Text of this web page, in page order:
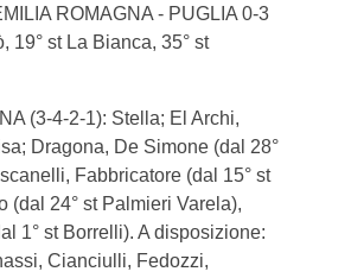
ROMAGNA - PUGLIA 0-3
19° st La Bianca, 35° st
(3-4-2-1): Stella; El Archi,
Dragona, De Simone (dal 28°
Fabbricatore (dal 15° st
(dal 24° st Palmieri Varela),
1° st Borrelli). A disposizione:
Cianciulli, Fedozzi,